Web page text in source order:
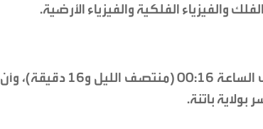
والفيزياء الفلكية والفيزياء الأرضية.
وذكر المركز في بيان له أن الهزة سجلت على الساعة 00:16 (منتصف الليل و16 دقيقة)، وأن